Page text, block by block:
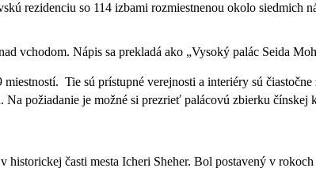
rezidenciu so 114 izbami rozmiestnenou okolo siedmich
vchodom. Nápis sa prekladá ako „Vysoký palác Seida
miestností. Tie sú prístupné verejnosti a interiéry sú čiastočne
požiadanie je možné si prezrieť palácovú zbierku čínskej
historickej časti mesta Icheri Sheher. Bol postavený v